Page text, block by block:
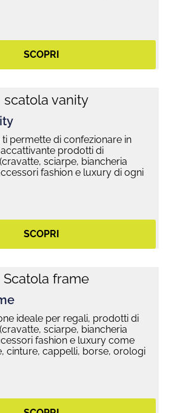
SCOPRI
permette di confezionare in
prodotti di
sciarpe, biancheria
fashion e luxury di ogni
SCOPRI
ideale per regali, prodotti di
sciarpe, biancheria
fashion e luxury come
cinture, cappelli, borse, orologi